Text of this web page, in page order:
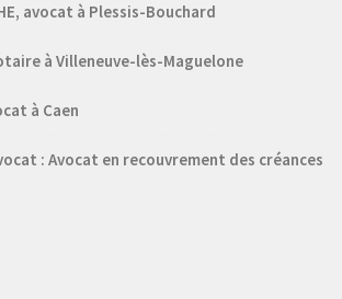
avocat à Plessis-Bouchard
à Villeneuve-lès-Maguelone
à Caen
: Avocat en recouvrement des créances